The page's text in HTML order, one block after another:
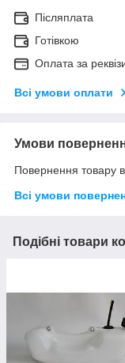
Післяплата
Готівкою
Оплата за
Всі умови оплати
Умови
Повернення товару
Всі умови
Подібні товари